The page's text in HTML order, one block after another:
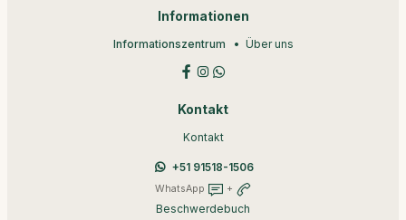
Informationen
Informationszentrum Über uns
Kontakt
Kontakt
+51 91518-1506
WhatsApp +
Beschwerdebuch